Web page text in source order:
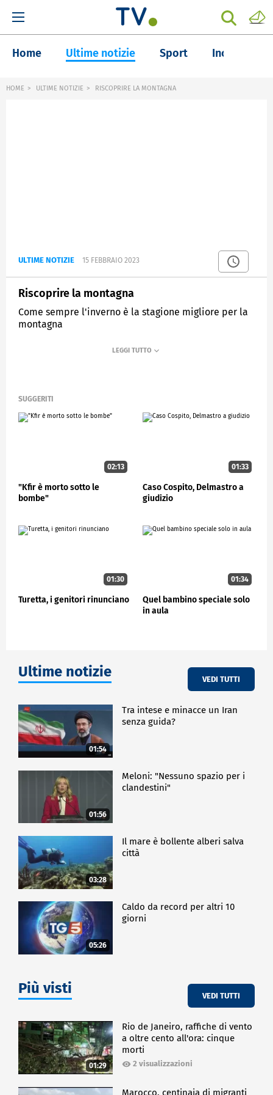
Home Ultime notizie Sport Inchieste
HOME ULTIME NOTIZIE RISCOPRIRE LA MONTAGNA
ULTIME NOTIZIE 15 FEBBRAIO 2023
Riscoprire la montagna
Come sempre l'inverno è la stagione migliore per la
montagna
STUDIOAPERTO
SUGGERITI
02:13
"Kfir è morto sotto le
bombe"
01:33
Caso Cospito, Delmastro a
giudizio
01:30
Turetta, i genitori rinunciano
01:34
Quel bambino speciale solo
in aula
Ultime notizie VEDI TUTTI
01:54
Tra intese e minacce un Iran
senza guida?
01:56
Meloni: "Nessuno spazio per i
clandestini"
03:28
Il mare è bollente alberi salva
città
05:26
Caldo da record per altri 10
giorni
Più visti VEDI TUTTI
01:29
Rio de Janeiro, raffiche di vento
a oltre cento all'ora: cinque
morti
2 visualizzazioni
Marocco, centinaia di migranti